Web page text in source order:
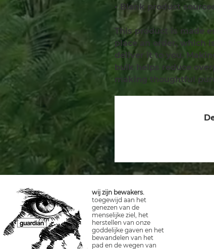
• Blank product
This product is made
place an order, which
deliver it to you.
bulk helps reduce
making thoughtful
wij zijn bewakers.
toegewijd aan het
genezen van de
menselijke ziel, het
herstellen van onze
goddelijke gaven en het
bewandelen van het
pad en de wegen van